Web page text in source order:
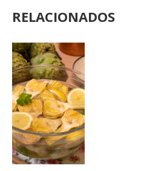
RELACIONADOS